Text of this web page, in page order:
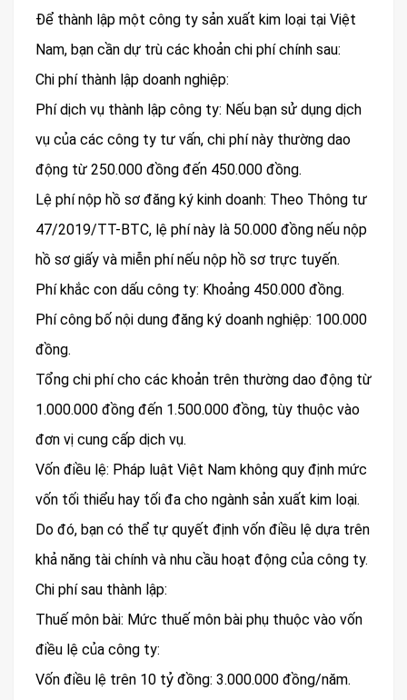
Để thành lập một công ty sản xuất kim loại tại Việt
Nam, bạn cần dự trù các khoản chi phí chính sau:
Chi phí thành lập doanh nghiệp:
Phí dịch vụ thành lập công ty: Nếu bạn sử dụng dịch
vụ của các công ty tư vấn, chi phí này thường dao
động từ 250.000 đồng đến 450.000 đồng.
Lệ phí nộp hồ sơ đăng ký kinh doanh: Theo Thông tư
47/2019/TT-BTC, lệ phí này là 50.000 đồng nếu nộp
hồ sơ giấy và miễn phí nếu nộp hồ sơ trực tuyến.
Phí khắc con dấu công ty: Khoảng 450.000 đồng.
Phí công bố nội dung đăng ký doanh nghiệp: 100.000
đồng.
Tổng chi phí cho các khoản trên thường dao động từ
1.000.000 đồng đến 1.500.000 đồng, tùy thuộc vào
đơn vị cung cấp dịch vụ.
Vốn điều lệ: Pháp luật Việt Nam không quy định mức
vốn tối thiểu hay tối đa cho ngành sản xuất kim loại.
Do đó, bạn có thể tự quyết định vốn điều lệ dựa trên
khả năng tài chính và nhu cầu hoạt động của công ty.
Chi phí sau thành lập:
Thuế môn bài: Mức thuế môn bài phụ thuộc vào vốn
điều lệ của công ty:
Vốn điều lệ trên 10 tỷ đồng: 3.000.000 đồng/năm.